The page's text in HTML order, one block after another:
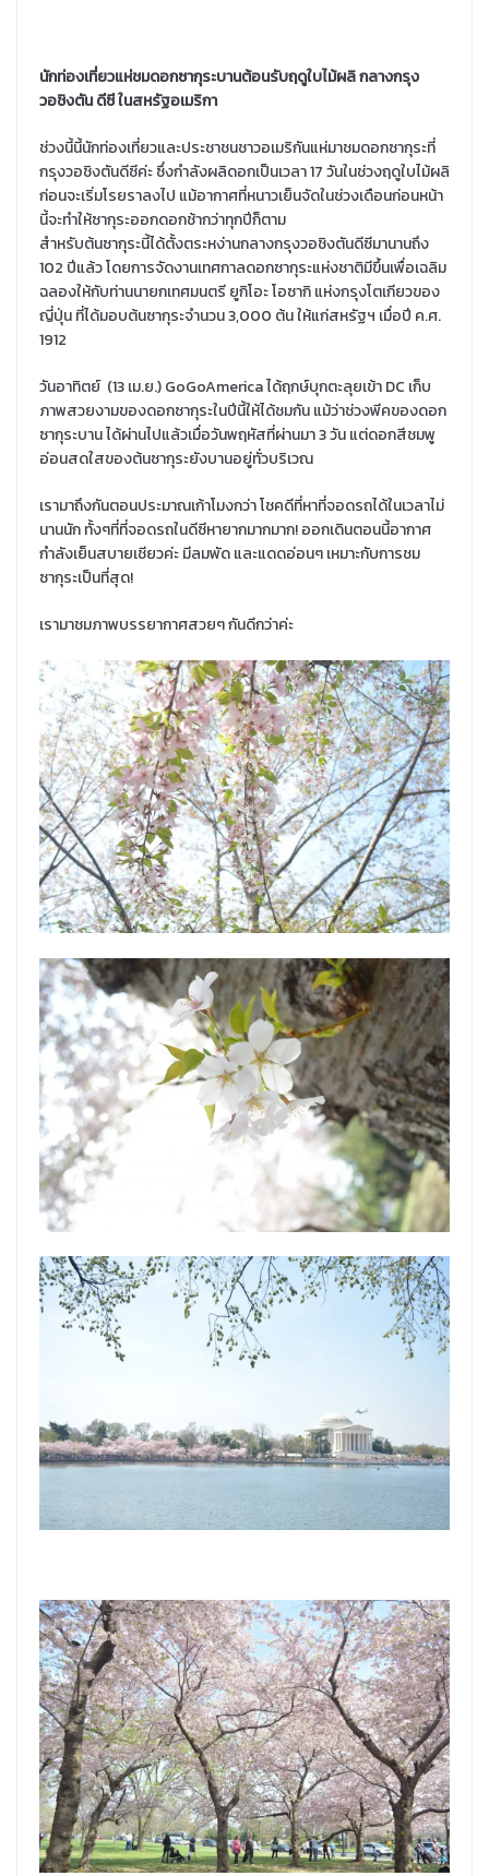
นักท่องเที่ยวแห่ชมดอกซากุระบานต้อนรับฤดูใบไม้ผลิ กลางกรุง
วอชิงตัน ดีซี ในสหรัฐอเมริกา
ช่วงนี้นี้นักท่องเที่ยวและประชาชนชาวอเมริกันแห่มาชมดอกซากุระที่
กรุงวอชิงตันดีซีค่ะ ซึ่งกำลังผลิดอกเป็นเวลา 17 วันในช่วงฤดูใบไม้ผลิ
ก่อนจะเริ่มโรยราลงไป แม้อากาศที่หนาวเย็นจัดในช่วงเดือนก่อนหน้า
นี้จะทำให้ซากุระออกดอกช้ากว่าทุกปีก็ตาม
สำหรับต้นซากุระนี้ได้ตั้งตระหง่านกลางกรุงวอชิงตันดีซีมานานถึง
102 ปีแล้ว โดยการจัดงานเทศกาลดอกซากุระแห่งชาติมีขึ้นเพื่อเฉลิม
ฉลองให้กับท่านนายกเทศมนตรี ยูกิโอะ โอซากิ แห่งกรุงโตเกียวของ
ญี่ปุ่น ที่ได้มอบต้นซากุระจำนวน 3,000 ต้น ให้แก่สหรัฐฯ เมื่อปี ค.ศ.
1912
วันอาทิตย์ (13 เม.ย.) GoGoAmerica ได้ฤกษ์บุกตะลุยเข้า DC เก็บ
ภาพสวยงามของดอกซากุระในปีนี้ให้ได้ชมกัน แม้ว่าช่วงพีคของดอก
ซากุระบาน ได้ผ่านไปแล้วเมื่อวันพฤหัสที่ผ่านมา 3 วัน แต่ดอกสีชมพู
อ่อนสดใสของต้นซากุระยังบานอยู่ทั่วบริเวณ
เรามาถึงกันตอนประมาณเก้าโมงกว่า โชคดีที่หาที่จอดรถได้ในเวลาไม่
นานนัก ทั้งๆที่ที่จอดรถในดีซีหายากมากมาก! ออกเดินตอนนี้อากาศ
กำลังเย็นสบายเชียวค่ะ มีลมพัด และแดดอ่อนๆ เหมาะกับการชม
ซากุระเป็นที่สุด!
เรามาชมภาพบรรยากาศสวยๆ กันดีกว่าค่ะ